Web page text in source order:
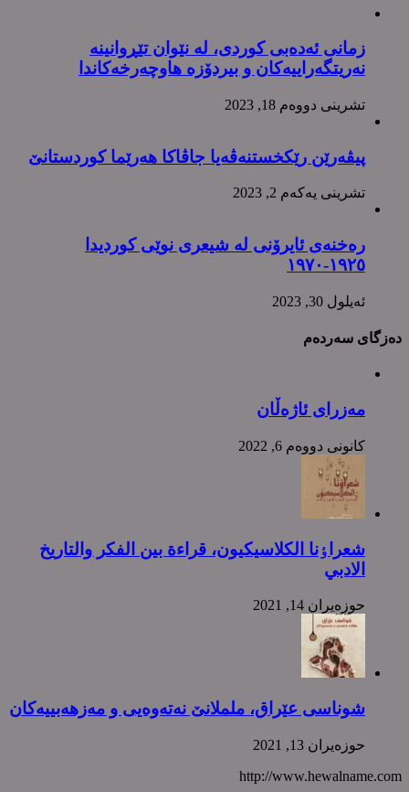
زمانی ئەدەبی کوردی، لە نێوان تێڕوانینە
نەریتگەراییەکان و بیردۆزە هاوچەرخەکاندا
تشرینی دووه‌م 18, 2023
پیڤەرێن رێکخستنەڤەیا جاڤاکا هەرێما کوردستانێ
تشرینی یه‌كه‌م 2, 2023
رەخنەی ئایرۆنی لە شیعری نوێی کوردیدا
١٩٢٥-١٩٧٠
ئه‌یلول 30, 2023
دەزگای سەردەم
مەزرای ئاژەڵان
كانونی دووه‌م 6, 2022
شعراٶنا الکلاسیکیون، قراءة بین الفکر والتاریخ
الادبي
حوزه‌یران 14, 2021
شوناسی عێراق، ململانێ نەتەوەیی و مەزهەبییەکان
حوزه‌یران 13, 2021
http://www.hewalname.com